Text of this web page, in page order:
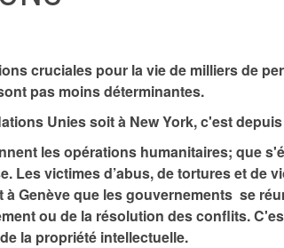
cruciales pour la vie de milliers de
pas moins déterminantes.
Unies soit à New York, c'est
les opérations humanitaires; que
Les victimes d’abus, de tortures et de
à Genève que les gouvernements se
ou de la résolution des conflits.
la propriété intellectuelle.